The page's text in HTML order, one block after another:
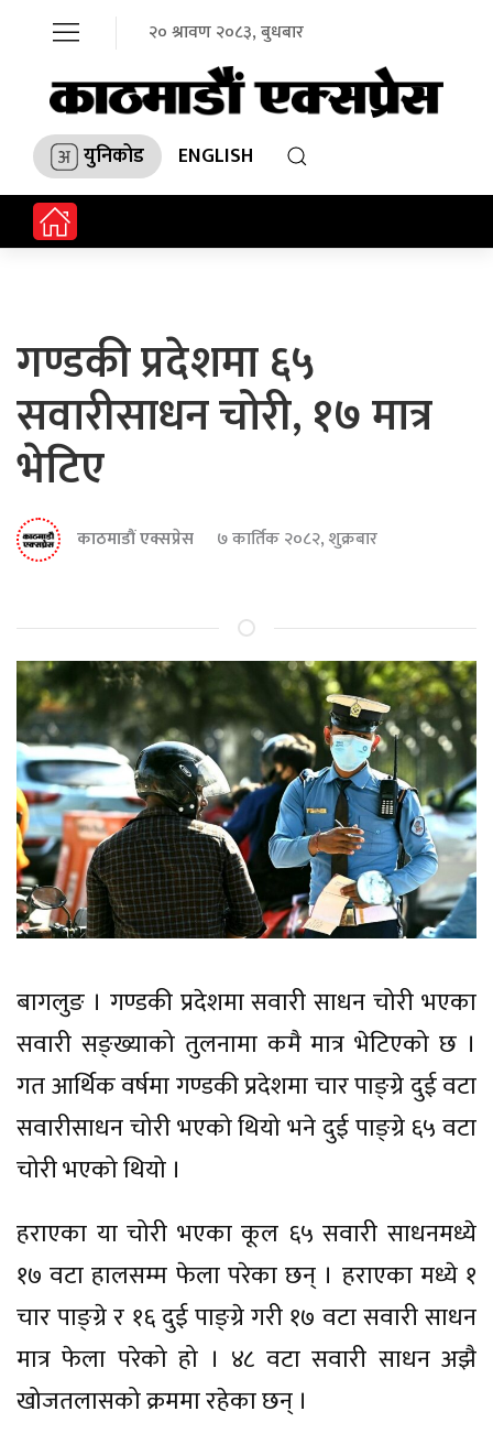
२० श्रावण २०८३, बुधबार
युनिकोड ENGLISH
गण्डकी प्रदेशमा ६५
सवारीसाधन चोरी, १७ मात्र
भेटिए
काठमाडौं एक्सप्रेस ७ कार्तिक २०८२, शुक्रबार
बागलुङ । गण्डकी प्रदेशमा सवारी साधन चोरी भएका
सवारी सङ्ख्याको तुलनामा कमै मात्र भेटिएको छ ।
गत आर्थिक वर्षमा गण्डकी प्रदेशमा चार पाङ्ग्रे दुई वटा
सवारीसाधन चोरी भएको थियो भने दुई पाङ्ग्रे ६५ वटा
चोरी भएको थियो ।
हराएका या चोरी भएका कूल ६५ सवारी साधनमध्ये
१७ वटा हालसम्म फेला परेका छन् । हराएका मध्ये १
चार पाङ्ग्रे र १६ दुई पाङ्ग्रे गरी १७ वटा सवारी साधन
मात्र फेला परेको हो । ४८ वटा सवारी साधन अझै
खोजतलासको क्रममा रहेका छन् ।